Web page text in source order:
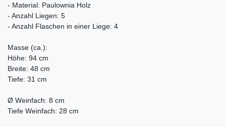
- Material: Paulownia Holz
- Anzahl Liegen: 5
- Anzahl Flaschen in einer Liege: 4
Masse (ca.):
Höhe: 94 cm
Breite: 48 cm
Tiefe: 31 cm
Ø Weinfach: 8 cm
Tiefe Weinfach: 28 cm